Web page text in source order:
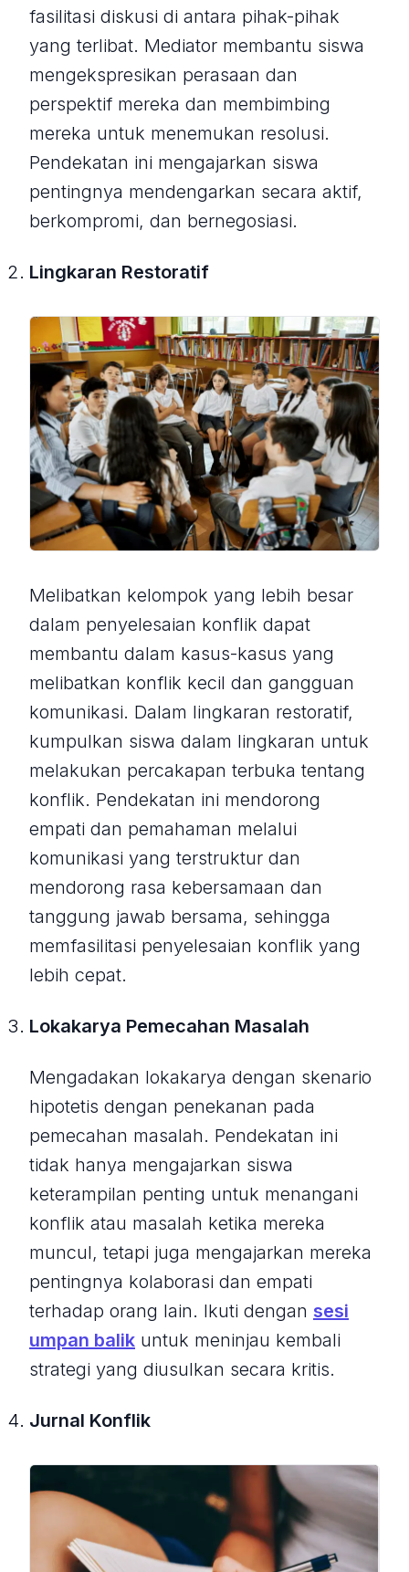
fasilitasi diskusi di antara pihak-pihak
yang terlibat. Mediator membantu siswa
mengekspresikan perasaan dan
perspektif mereka dan membimbing
mereka untuk menemukan resolusi.
Pendekatan ini mengajarkan siswa
pentingnya mendengarkan secara aktif,
berkompromi, dan bernegosiasi.
Lingkaran Restoratif
Melibatkan kelompok yang lebih besar
dalam penyelesaian konflik dapat
membantu dalam kasus-kasus yang
melibatkan konflik kecil dan gangguan
komunikasi. Dalam lingkaran restoratif,
kumpulkan siswa dalam lingkaran untuk
melakukan percakapan terbuka tentang
konflik. Pendekatan ini mendorong
empati dan pemahaman melalui
komunikasi yang terstruktur dan
mendorong rasa kebersamaan dan
tanggung jawab bersama, sehingga
memfasilitasi penyelesaian konflik yang
lebih cepat.
Lokakarya Pemecahan Masalah
Mengadakan lokakarya dengan skenario
hipotetis dengan penekanan pada
pemecahan masalah. Pendekatan ini
tidak hanya mengajarkan siswa
keterampilan penting untuk menangani
konflik atau masalah ketika mereka
muncul, tetapi juga mengajarkan mereka
pentingnya kolaborasi dan empati
terhadap orang lain. Ikuti dengan sesi
umpan balik untuk meninjau kembali
strategi yang diusulkan secara kritis.
Jurnal Konflik